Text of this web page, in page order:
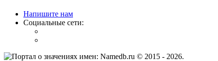
Напишите нам
Социальные сети:
© 2015 - 2026.